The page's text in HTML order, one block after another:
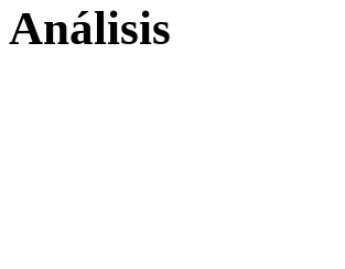
Análisis